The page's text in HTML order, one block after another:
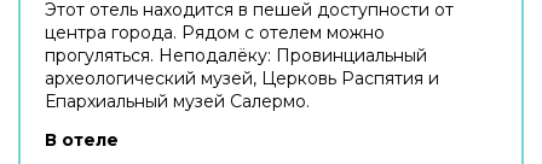
Этот отель находится в пешей доступности от
центра города. Рядом с отелем можно
прогуляться. Неподалёку: Провинциальный
археологический музей, Церковь Распятия и
Епархиальный музей Салермо.
В отеле